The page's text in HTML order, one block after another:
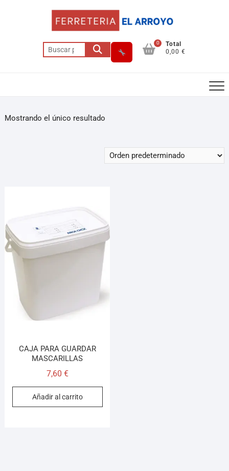
0
Total
0,00 €
Mostrando el único resultado
CAJA PARA GUARDAR
MASCARILLAS
7,60 €
Añadir al carrito
¡Hola! Soy el asesor virtual de Ferretería El Arroyo.
Cuéntame qué necesitas y te ayudo a encontrarlo,
aunque no sepas el nombre exacto